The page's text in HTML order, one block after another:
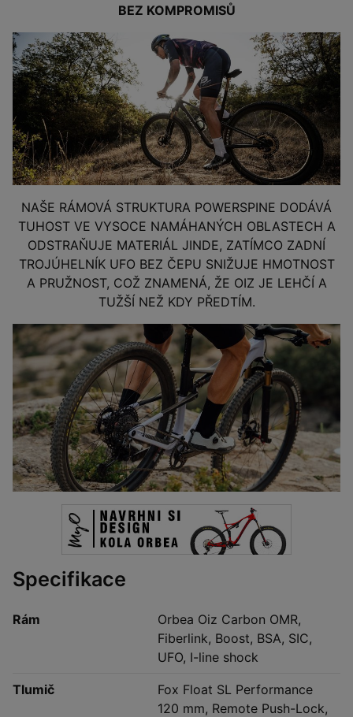
BEZ KOMPROMISŮ
NAŠE RÁMOVÁ STRUKTURA POWERSPINE DODÁVÁ
TUHOST VE VYSOCE NAMÁHANÝCH OBLASTECH A
ODSTRAŇUJE MATERIÁL JINDE, ZATÍMCO ZADNÍ
TROJÚHELNÍK UFO BEZ ČEPU SNIŽUJE HMOTNOST
A PRUŽNOST, COŽ ZNAMENÁ, ŽE OIZ JE LEHČÍ A
TUŽŠÍ NEŽ KDY PŘEDTÍM.
Specifikace
Rám
Orbea Oiz Carbon OMR,
Fiberlink, Boost, BSA, SIC,
UFO, I-line shock
Tlumič
Fox Float SL Performance
120 mm, Remote Push-Lock,